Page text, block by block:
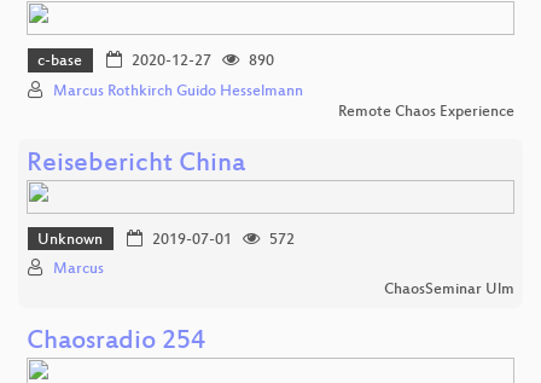
c-base 2020-12-27
890
Marcus Rothkirch Guido Hesselmann
Remote Chaos Experience
Reisebericht China
Unknown 2019-07-01
572
Marcus
ChaosSeminar Ulm
Chaosradio 254